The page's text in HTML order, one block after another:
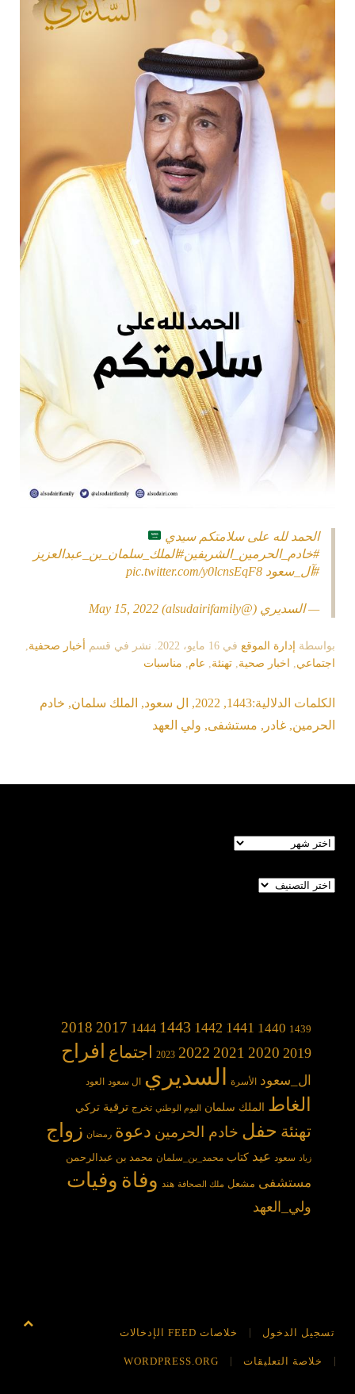
الحمد لله على سلامتكم سيدي
#خادم_الحرمين_الشريفين#الملك_سلمان_بن_عبدالعزيز
#آل_سعود pic.twitter.com/y0lcnsEqF8
— السديري (@alsudairifamily) May 15, 2022
بواسطة إدارة الموقع في 16 مايو، 2022 . نشر في قسم أخبار صحفية
اجتماعي
اخبار صحية تهنئة عام مناسبات
الكلمات الدلالية:1443
,
2022
, ال سعود, الملك سلمان, خادم
الحرمين, غادر , مستشفى, ولي العهد
الأرشيف
تصنيفات
1439
1440
1441
1442
1443
1444
2017
2018
2019
2020
2021
2022
2023 اجتماع افراح
ال_سعود الأسرة السديري ال سعود العود
الغاط الملك سلمان اليوم الوطني تخرج ترقية تركي
تهنئة حفل خادم الحرمين دعوة رمضان زواج
زياد سعود عيد كتاب محمد_بن_سلمان محمد بن عبدالرحمن
مستشفى مشعل ملك الصحافة هند وفاة وفيات
ولي_العهد
تسجيل الدخول خلاصات FEED الإدخالات
خلاصة التعليقات WORDPRESS.ORG